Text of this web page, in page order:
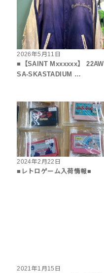
2026年5月11日
■【SAINT Mxxxxxx】 22AW
SA-SKASTADIUM …
2024年2月22日
■レトロゲーム入荷情報■
2021年1月15日